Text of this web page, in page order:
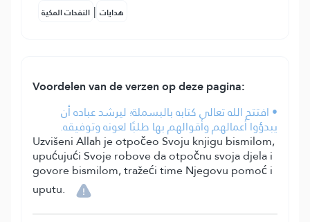
النفحات المكية | هدايات
Voordelen van de verzen op deze pagina:
• افتتح الله تعالى كتابه بالبسملة؛ ليرشد عباده أن
يبدؤوا أعمالهم وأقوالهم بها طلبًا لعونه وتوفيقه.
Uzvišeni Allah je otpočeo Svoju knjigu bismilom,
upućujući Svoje robove da otpočnu svoja djela i
govore bismilom, tražeći time Njegovu pomoć i
uputu.